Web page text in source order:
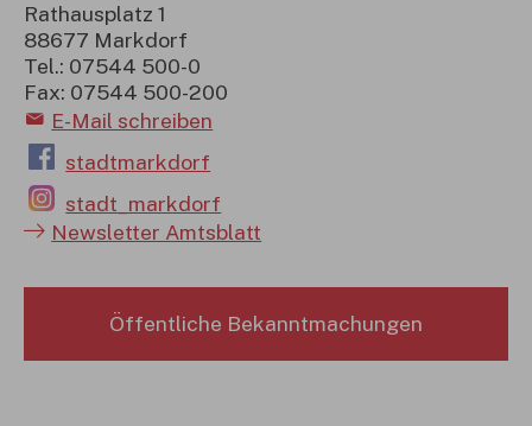
Rathausplatz 1
88677 Markdorf
Tel.: 07544 500-0
Fax: 07544 500-200
E-Mail schreiben
stadtmarkdorf
stadt_markdorf
Newsletter Amtsblatt
Öffentliche Bekanntmachungen